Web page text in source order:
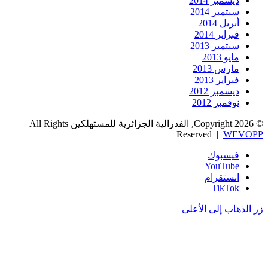
سبتمبر 2014
أبريل 2014
فبراير 2014
سبتمبر 2013
مايو 2013
مارس 2013
فبراير 2013
ديسمبر 2012
نوفمبر 2012
© Copyright 2026, الفدرالية الجزائرية للمستهلكين All Rights
Reserved | WEVOPP
فيسبوك
‫YouTube
انستقرام
‫TikTok
زر الذهاب إلى الأعلى